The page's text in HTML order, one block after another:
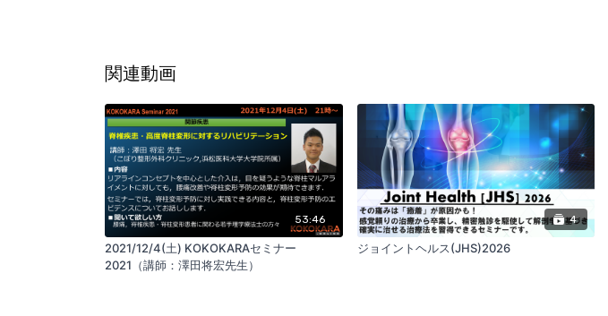
関連動画
53:46
2021/12/4(土) KOKOKARAセミナー
2021（講師：澤田将宏先生）
4
ジョイントヘルス(JHS)2026